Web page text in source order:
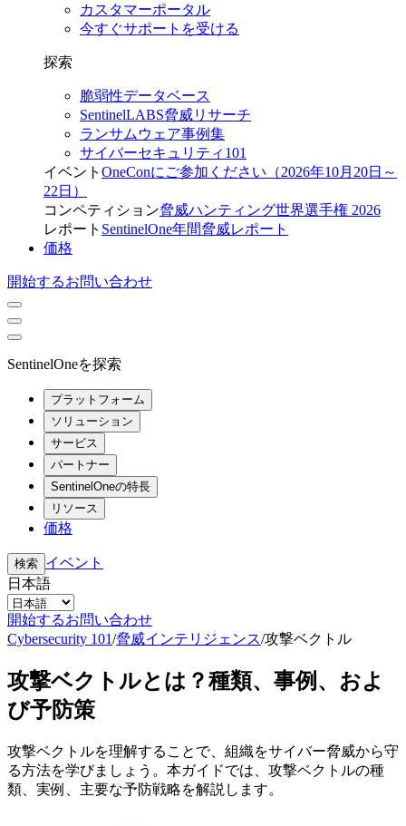
カスタマーポータル
今すぐサポートを受ける
探索
脆弱性データベース
SentinelLABS脅威リサーチ
ランサムウェア事例集
サイバーセキュリティ101
イベント OneConにご参加ください（2026年10月20日～
22日）
コンペティション脅威ハンティング世界選手権 2026
レポート SentinelOne年間脅威レポート
価格
開始するお問い合わせ
SentinelOneを探索
プラットフォーム
ソリューション
サービス
パートナー
SentinelOneの特長
リソース
価格
検索 イベント
日本語
開始するお問い合わせ
Cybersecurity 101/脅威インテリジェンス/攻撃ベクトル
攻撃ベクトルとは？種類、事例、およ
び予防策
攻撃ベクトルを理解することで、組織をサイバー脅威から守
る方法を学びましょう。本ガイドでは、攻撃ベクトルの種
類、実例、主要な予防戦略を解説します。